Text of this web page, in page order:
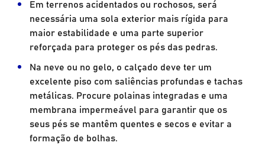
Em terrenos acidentados ou rochosos, será
necessária uma sola exterior mais rígida para
maior estabilidade e uma parte superior
reforçada para proteger os pés das pedras.
Na neve ou no gelo, o calçado deve ter um
excelente piso com saliências profundas e tachas
metálicas. Procure polainas integradas e uma
membrana impermeável para garantir que os
seus pés se mantêm quentes e secos e evitar a
formação de bolhas.